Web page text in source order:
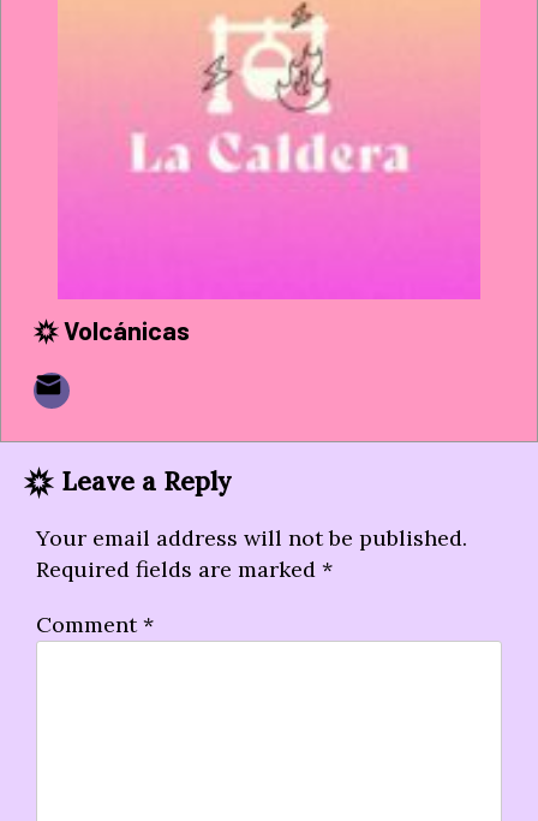
Volcánicas
Leave a Reply
Your email address will not be published.
Required fields are marked *
Comment*